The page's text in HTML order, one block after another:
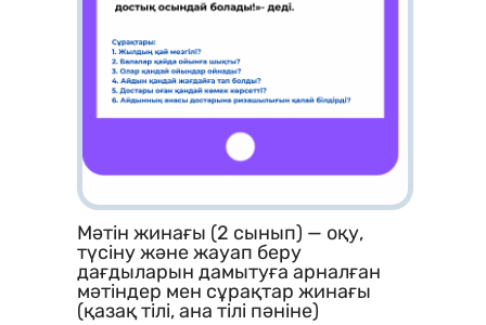
Мәтін жинағы (2 сынып) — оқу,
түсіну және жауап беру
дағдыларын дамытуға арналған
мәтіндер мен сұрақтар жинағы
(қазақ тілі, ана тілі пәніне)